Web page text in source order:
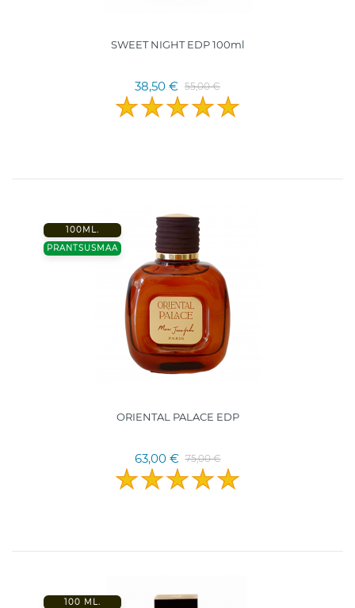
SWEET NIGHT EDP 100ml
38,50 € 55,00 €
100ML.
PRANTSUSMAA
ORIENTAL PALACE EDP
63,00 € 75,00 €
100 ML.